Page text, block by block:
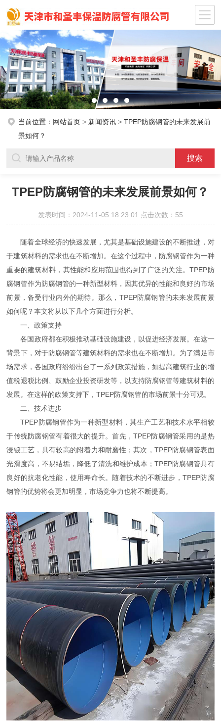
当前位置： 网站首页 > 新闻资讯 > TPEP防腐钢管的未来发展前
景如何？
TPEP防腐钢管的未来发展前景如何？
发表时间：2024-11-05 18:23:01 点击次数：55
随着全球经济的快速发展，尤其是基础设施建设的不断推进，对
于建筑材料的需求也在不断增加。在这个过程中，防腐钢管作为一种
重要的建筑材料，其性能和应用范围也得到了广泛的关注。TPEP防
腐钢管作为防腐钢管的一种新型材料，因其优异的性能和良好的市场
前景，备受行业内外的期待。那么，TPEP防腐钢管的未来发展前景
如何呢？本文将从以下几个方面进行分析。
一、政策支持
各国政府都在积极推动基础设施建设，以促进经济发展。在这一
背景下，对于防腐钢管等建筑材料的需求也在不断增加。为了满足市
场需求，各国政府纷纷出台了一系列政策措施，如提高建筑行业的增
值税退税比例、鼓励企业投资研发等，以支持防腐钢管等建筑材料的
发展。在这样的政策支持下，TPEP防腐钢管的市场前景十分可观。
二、技术进步
TPEP防腐钢管作为一种新型材料，其生产工艺和技术水平相较
于传统防腐钢管有着很大的提升。首先，TPEP防腐钢管采用的是热
浸镀工艺，具有较高的附着力和耐磨性；其次，TPEP防腐钢管表面
光滑度高，不易结垢，降低了清洗和维护成本；TPEP防腐钢管具有
良好的抗老化性能，使用寿命长。随着技术的不断进步，TPEP防腐
钢管的优势将会更加明显，市场竞争力也将不断提高。